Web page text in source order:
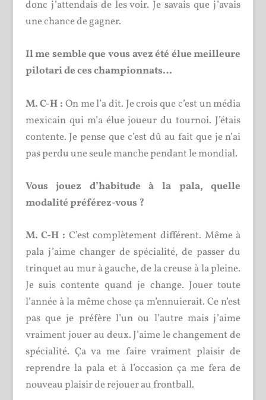
donc j’attendais de les voir. Je savais que j’avais
une chance de gagner.
Il me semble que vous avez été élue meilleure
pilotari de ces championnats…
M. C-H : On me l’a dit. Je crois que c’est un média
mexicain qui m’a élue joueur du tournoi. J’étais
contente. Je pense que c’est dû au fait que je n’ai
pas perdu une seule manche pendant le mondial.
Vous jouez d’habitude à la pala, quelle
modalité préférez-vous ?
M. C-H : C’est complètement différent. Même à
pala j’aime changer de spécialité, de passer du
trinquet au mur à gauche, de la creuse à la pleine.
Je suis contente quand je change. Jouer toute
l’année à la même chose ça m’ennuierait. Ce n’est
pas que je préfère l’un ou l’autre mais j’aime
vraiment jouer au deux. J’aime le changement de
spécialité. Ça va me faire vraiment plaisir de
reprendre la pala et à l’occasion ça me fera de
nouveau plaisir de rejouer au frontball.